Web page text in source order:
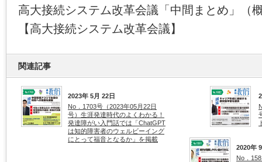
高大接続システム改革会議「中間まとめ」（
【高大接続システム改革会議】
関連記事
2023年 5月 22日
No．1703号（2023年05月22日
号）生涯発達時代のよくわかる！
発達障がい入門話では「ChatGPT
は知的障害者のウェルビーイング
にとって福音となるか」を掲載
2020年
No．